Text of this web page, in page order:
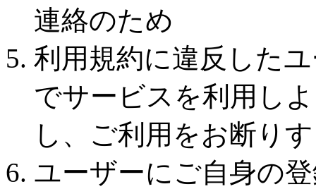
連絡のため
利用規約に違反した
でサービスを利用し
し、ご利用をお断り
ユーザーにご自身の